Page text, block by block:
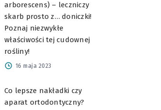
arborescens) – leczniczy
skarb prosto z… doniczki!
Poznaj niezwykłe
właściwości tej cudownej
rośliny!
16 maja 2023
Co lepsze nakładki czy
aparat ortodontyczny?